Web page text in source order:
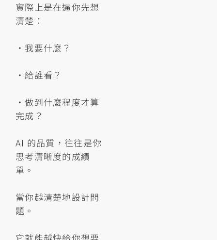
實際上是在逼你先想
清楚：
•我要什麼？
•給誰看？
•做到什麼程度才算
完成？
AI 的品質，往往是你
思考清晰度的成績
單。
當你越清楚地設計問
題。